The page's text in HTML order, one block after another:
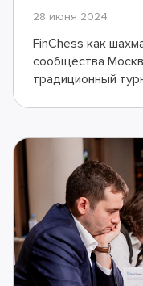
28 июня 2024
FinChess как
сообщества
традиционный